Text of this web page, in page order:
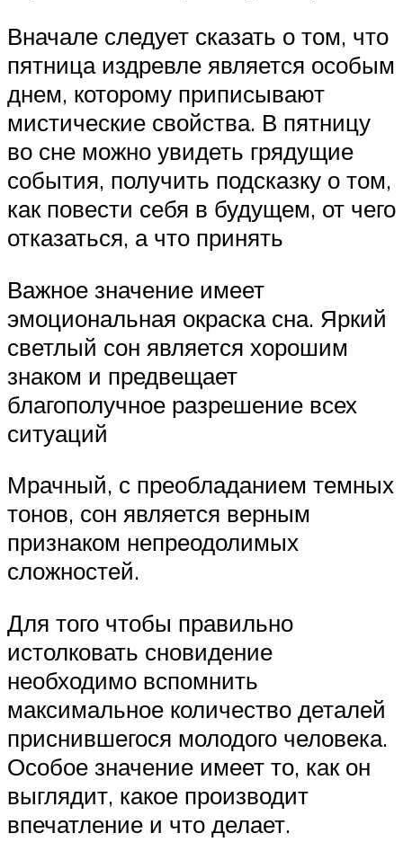
Вначале следует сказать о том, что
пятница издревле является особым
днем, которому приписывают
мистические свойства. В пятницу
во сне можно увидеть грядущие
события, получить подсказку о том,
как повести себя в будущем, от чего
отказаться, а что принять
Важное значение имеет
эмоциональная окраска сна. Яркий
светлый сон является хорошим
знаком и предвещает
благополучное разрешение всех
ситуаций
Мрачный, с преобладанием темных
тонов, сон является верным
признаком непреодолимых
сложностей.
Для того чтобы правильно
истолковать сновидение
необходимо вспомнить
максимальное количество деталей
приснившегося молодого человека.
Особое значение имеет то, как он
выглядит, какое производит
впечатление и что делает.